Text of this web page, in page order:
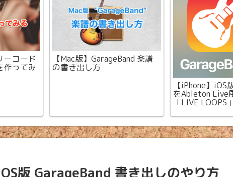
ーコード
作ってみ
【Mac版】GarageBand 楽譜
の書き出し方
【iPhone】iOS
をAbleton Live
「LIVE LOOPS
版 GarageBand 書き出しのやり方